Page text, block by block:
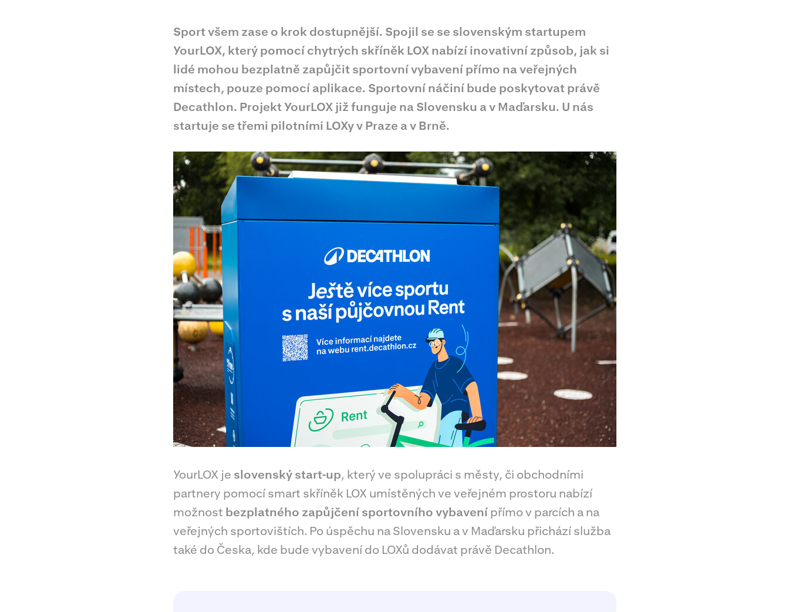
Sport všem zase o krok dostupnější. Spojil se se slovenským startupem
YourLOX, který pomocí chytrých skříněk LOX nabízí inovativní způsob, jak si
lidé mohou bezplatně zapůjčit sportovní vybavení přímo na veřejných
místech, pouze pomocí aplikace. Sportovní náčiní bude poskytovat právě
Decathlon. Projekt YourLOX již funguje na Slovensku a v Maďarsku. U nás
startuje se třemi pilotními LOXy v Praze a v Brně.
YourLOX je slovenský start-up, který ve spolupráci s městy, či obchodními
partnery pomocí smart skříněk LOX umístěných ve veřejném prostoru nabízí
možnost bezplatného zapůjčení sportovního vybavenípřímo v parcích a na
veřejných sportovištích. Po úspěchu na Slovensku a v Maďarsku přichází služba
také do Česka, kde bude vybavení do LOXů dodávat právě Decathlon.